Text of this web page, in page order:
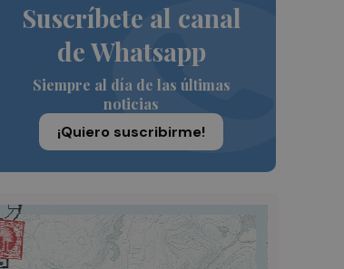
Suscríbete al canal
de Whatsapp
Siempre al día de las últimas
noticias
¡Quiero suscribirme!